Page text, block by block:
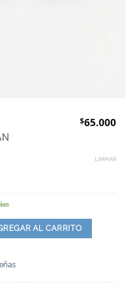
$65.000
LIMPIAR
AL CARRITO